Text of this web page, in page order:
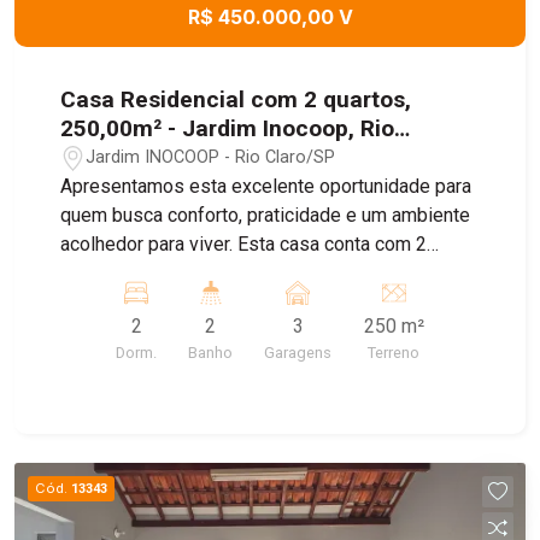
R$ 450.000,00 V
Casa Residencial com 2 quartos,
250,00m² - Jardim Inocoop, Rio
Claro/SP
Jardim INOCOOP - Rio Claro/SP
Apresentamos esta excelente oportunidade para
quem busca conforto, praticidade e um ambiente
acolhedor para viver. Esta casa conta com 2
copa integrada à cozinha, proporcionando um
espaço funcional e agradável para o dia a dia.
Possui ainda área de serviço, quintal e uma
2
Dorm.
2
Banho
3
Garagens
250 m²
Terreno
Cód. 13343